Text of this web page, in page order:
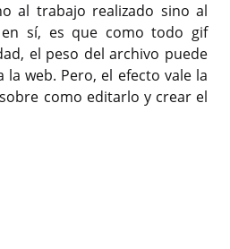
al trabajo realizado sino al
sí, es que como todo gif
el peso del archivo puede
la web. Pero, el efecto vale la
como editarlo y crear el